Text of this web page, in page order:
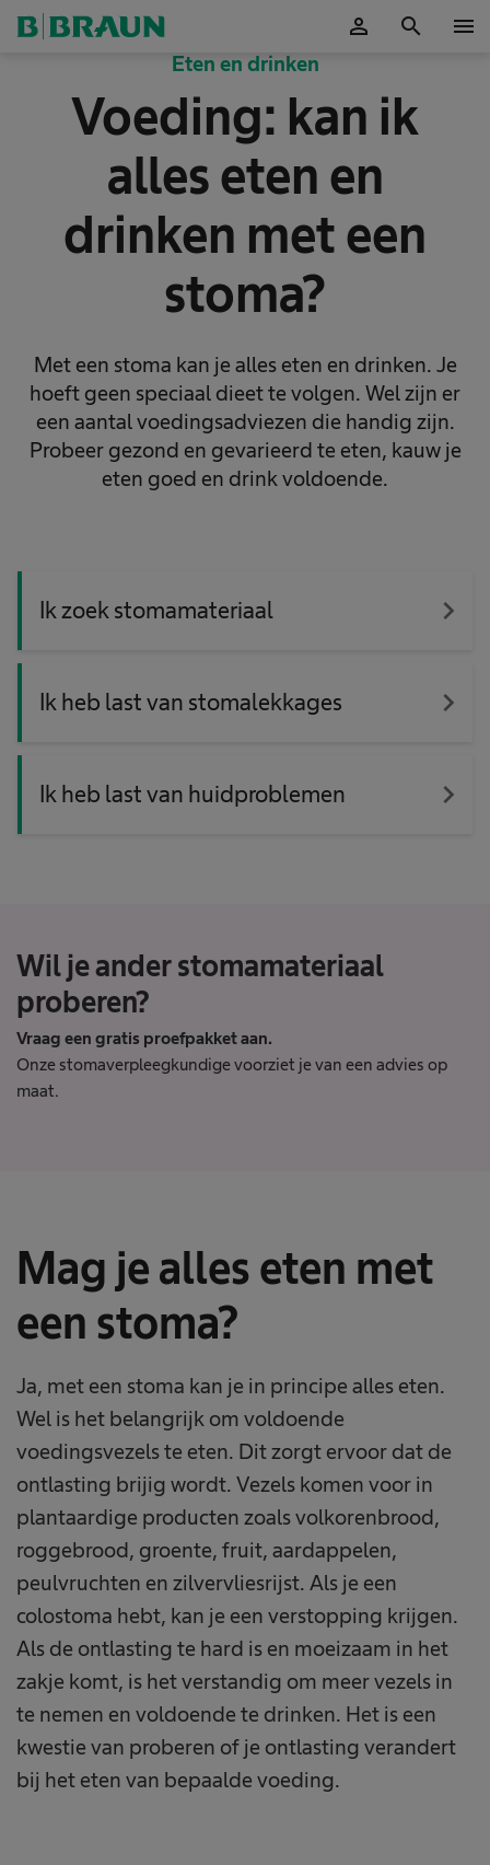
person search menu
Eten en drinken
Voeding: kan ik
alles eten en
drinken met een
stoma?
Met een stoma kan je alles eten en drinken. Je
hoeft geen speciaal dieet te volgen. Wel zijn er
een aantal voedingsadviezen die handig zijn.
Probeer gezond en gevarieerd te eten, kauw je
eten goed en drink voldoende.
Ik zoek stomamateriaal navigate_next
Ik heb last van stomalekkages navigate_next
Ik heb last van huidproblemen navigate_next
Wil je ander stomamateriaal
proberen?
Vraag een gratis proefpakket aan.
Onze stomaverpleegkundige voorziet je van een advies op
maat.
Mag je alles eten met
een stoma?
Ja, met een stoma kan je in principe alles eten.
Wel is het belangrijk om voldoende
voedingsvezels te eten. Dit zorgt ervoor dat de
ontlasting brijig wordt. Vezels komen voor in
plantaardige producten zoals volkorenbrood,
roggebrood, groente, fruit, aardappelen,
peulvruchten en zilvervliesrijst. Als je een
colostoma hebt, kan je een verstopping krijgen.
Als de ontlasting te hard is en moeizaam in het
zakje komt, is het verstandig om meer vezels in
te nemen en voldoende te drinken. Het is een
kwestie van proberen of je ontlasting verandert
bij het eten van bepaalde voeding.